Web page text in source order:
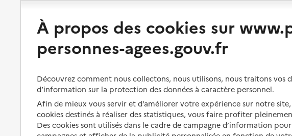
Perte d'autonomie : évaluation
et droits
s'équiper
Préserver son autonomie et sa
santé
Organiser à l'avance sa propre
Bénéficier de soins à domicile
Aides financières
Partager son logement
Les questions à
Vivre chez un
Vivre en
Autres solutions
À propos des cookies sur
personnes-agees.gouv.fr
Découvrez comment nous collectons, nous utilisons, nous traitons vos
d’information sur la protection des données à caractère personnel.
Afin de mieux vous servir et d’améliorer votre expérience sur notre
cookies destinés à réaliser des statistiques, vous faire profiter
Des cookies sont utilisés dans le cadre de campagne d’information